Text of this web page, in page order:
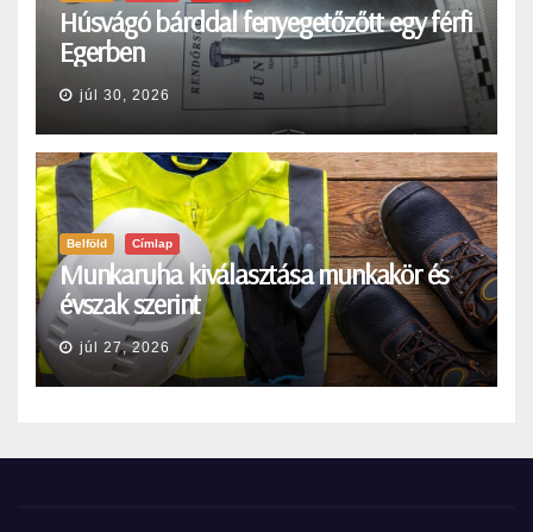
Húsvágó bárddal fenyegetőzőtt egy férfi
Egerben
júl 30, 2026
Belföld Címlap
Munkaruha kiválasztása munkakör és
évszak szerint
júl 27, 2026